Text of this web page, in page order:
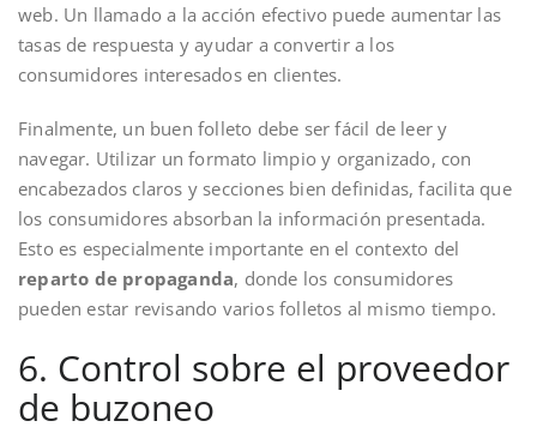
web. Un llamado a la acción efectivo puede aumentar las
tasas de respuesta y ayudar a convertir a los
consumidores interesados en clientes.
Finalmente, un buen folleto debe ser fácil de leer y
navegar. Utilizar un formato limpio y organizado, con
encabezados claros y secciones bien definidas, facilita que
los consumidores absorban la información presentada.
Esto es especialmente importante en el contexto del
reparto de propaganda, donde los consumidores
pueden estar revisando varios folletos al mismo tiempo.
6. Control sobre el proveedor
de buzoneo